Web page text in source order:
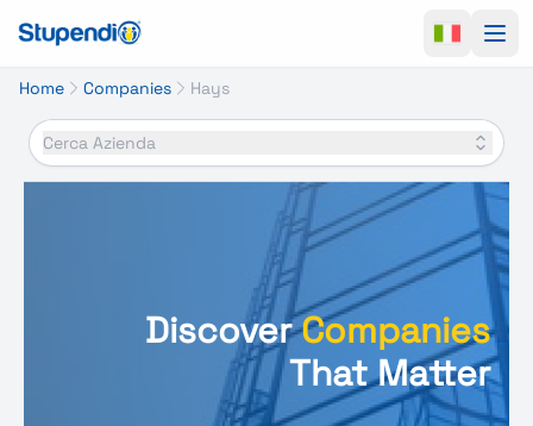
Home Companies Hays
Cerca Azienda
DiscoverCompanies
That Matter